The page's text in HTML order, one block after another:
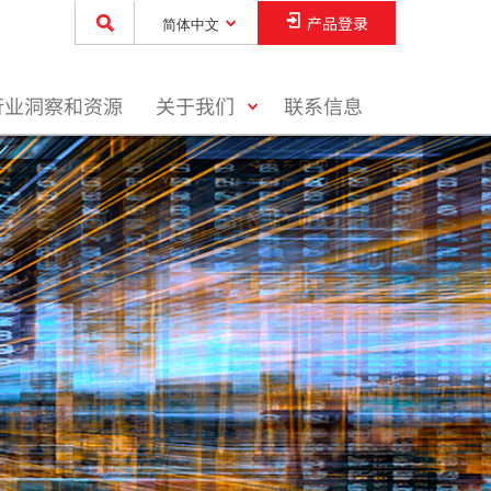
简体中文 产品登录
洞察和资源 关于我们 toggle
menu
联系信息